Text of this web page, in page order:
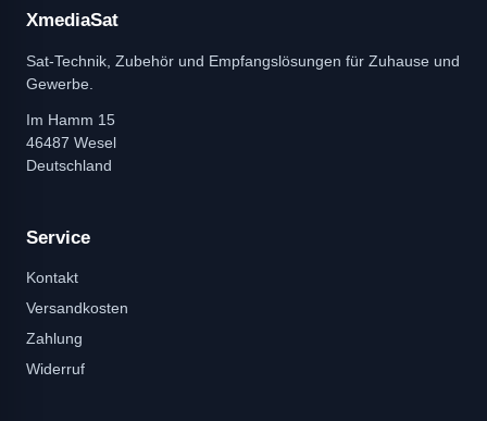
XmediaSat
Sat-Technik, Zubehör und Empfangslösungen für Zuhause und
Gewerbe.
Im Hamm 15
46487 Wesel
Deutschland
Service
Kontakt
Versandkosten
Zahlung
Widerruf